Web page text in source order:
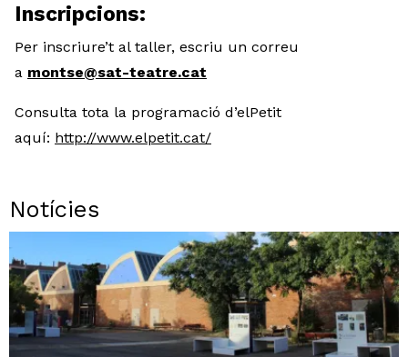
Inscripcions:
Per inscriure’t al taller, escriu un correu
a montse@sat-teatre.cat
Consulta tota la programació d’elPetit
aquí: http://www.elpetit.cat/
Notícies